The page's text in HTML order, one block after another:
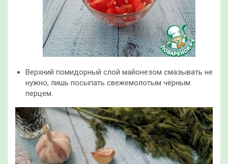
Верхний помидорный слой майонезом смазывать не
нужно, лишь посыпать свежемолотым чёрным
перцем.